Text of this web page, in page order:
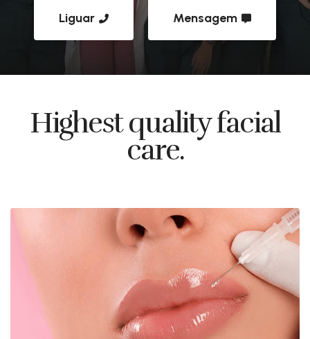
Liguar Mensagem
Highest quality facial
care.
Preenchimento